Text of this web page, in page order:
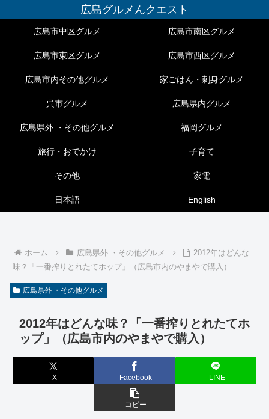
広島グルメんクエスト
広島市中区グルメ 広島市南区グルメ
広島市東区グルメ 広島市西区グルメ
広島市内その他グルメ 家ごはん・刺身グルメ
呉市グルメ 広島県内グルメ
広島県外 ・その他グルメ 福岡グルメ
旅行・おでかけ 子育て
その他 家電
日本語 English
ホーム 広島県外 ・その他グルメ
2012年はどんな
味？「一番搾りとれたてホップ」（広島市内のやまやで購入）
広島県外 ・その他グルメ
2012年はどんな味？「一番搾りとれたてホ
ップ」（広島市内のやまやで購入）
X Facebook LINE
コピー